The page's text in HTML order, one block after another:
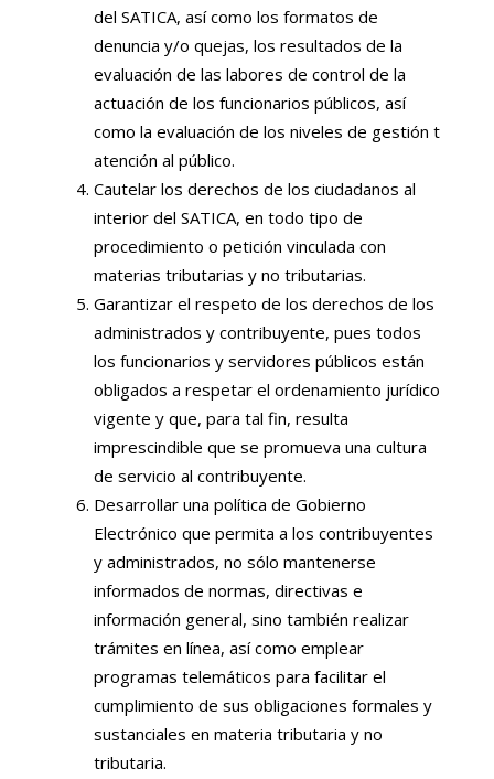
del SATICA, así como los formatos de
denuncia y/o quejas, los resultados de la
evaluación de las labores de control de la
actuación de los funcionarios públicos, así
como la evaluación de los niveles de gestión t
atención al público.
Cautelar los derechos de los ciudadanos al
interior del SATICA, en todo tipo de
procedimiento o petición vinculada con
materias tributarias y no tributarias.
Garantizar el respeto de los derechos de los
administrados y contribuyente, pues todos
los funcionarios y servidores públicos están
obligados a respetar el ordenamiento jurídico
vigente y que, para tal fin, resulta
imprescindible que se promueva una cultura
de servicio al contribuyente.
Desarrollar una política de Gobierno
Electrónico que permita a los contribuyentes
y administrados, no sólo mantenerse
informados de normas, directivas e
información general, sino también realizar
trámites en línea, así como emplear
programas telemáticos para facilitar el
cumplimiento de sus obligaciones formales y
sustanciales en materia tributaria y no
tributaria.